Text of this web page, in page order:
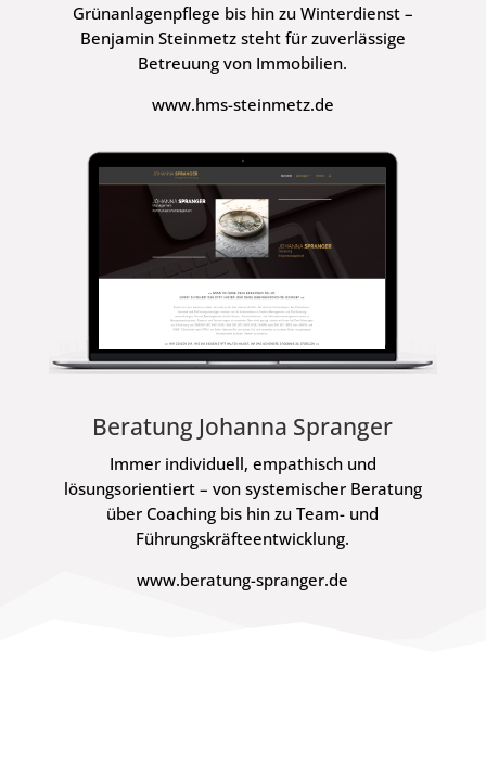
Grünanlagenpflege bis hin zu Winterdienst –
Benjamin Steinmetz steht für zuverlässige
Betreuung von Immobilien.
www.hms-steinmetz.de
Beratung Johanna Spranger
Immer individuell, empathisch und
lösungsorientiert – von systemischer Beratung
über Coaching bis hin zu Team- und
Führungskräfteentwicklung.
www.beratung-spranger.de